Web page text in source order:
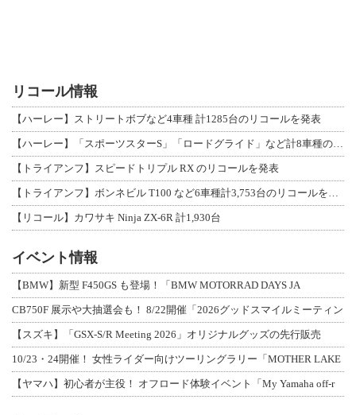
リコール情報
【ハーレー】ストリートボブなど4車種 計1285台のリコールを発表
【ハーレー】「スポーツスターS」「ロードグライド」など計8車種のリコールを発表
【トライアンフ】スピードトリプル RX のリコールを発表
【トライアンフ】ボンネビル T100 など6車種計3,753台のリコールを発表
【リコール】カワサキ Ninja ZX-6R 計1,930台
イベント情報
【BMW】新型 F450GS も登場！「BMW MOTORRAD DAYS JA
CB750F 展示や大抽選会も！ 8/22開催「2026グッドスマイルミーティン
【スズキ】「GSX-S/R Meeting 2026」オリジナルグッズの先行販売
10/23・24開催！ 女性ライダー向けツーリングラリー「MOTHER LAKE
【ヤマハ】初心者が主役！ オフロード体験イベント「My Yamaha off-r